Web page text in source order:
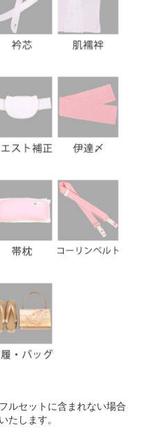
ルセットに含まれない場合
たします。